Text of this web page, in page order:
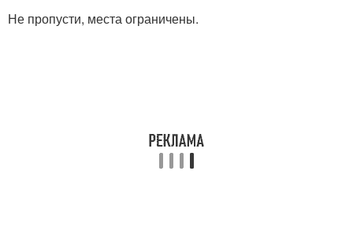
Не пропусти, места ограничены.